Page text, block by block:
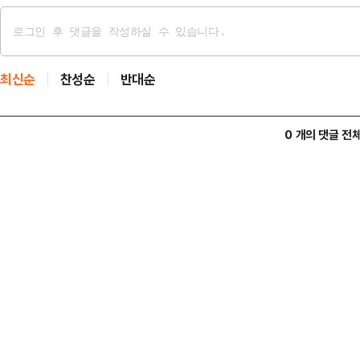
최신순 찬성순 반대순
0 개의 댓글 전